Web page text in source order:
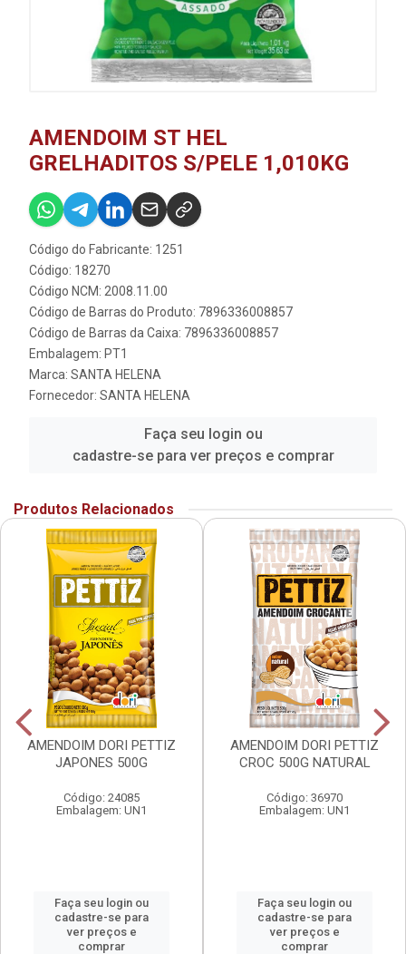
AMENDOIM ST HEL
GRELHADITOS S/PELE 1,010KG
Código do Fabricante: 1251
Código: 18270
Código NCM: 2008.11.00
Código de Barras do Produto: 7896336008857
Código de Barras da Caixa: 7896336008857
Embalagem: PT1
Marca: SANTA HELENA
Fornecedor: SANTA HELENA
Faça seu login ou
cadastre-se para ver preços e comprar
Produtos Relacionados
AMENDOIM DORI PETTIZ
JAPONES 500G
Código: 24085
Embalagem: UN1
Faça seu login ou
cadastre-se para
ver preços e
comprar
AMENDOIM DORI PETTIZ
CROC 500G NATURAL
Código: 36970
Embalagem: UN1
Faça seu login ou
cadastre-se para
ver preços e
comprar